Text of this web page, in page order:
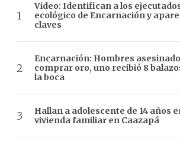
Video: Identifican a los
ecológico de Encarnación y
claves
Encarnación: Hombres
comprar oro, uno recibió 8
la boca
Hallan a adolescente de 14 años
vivienda familiar en Caazapá